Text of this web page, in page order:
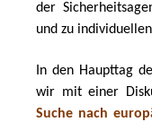
der
und zu
In den Haupttag
wir mit einer
Suche nach